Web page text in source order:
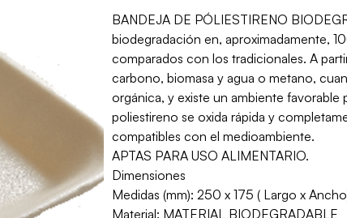
BANDEJA DE PÓLIESTIRENO
biodegradación en, aproximadamente,
comparados con los tradicionales. A
carbono, biomasa y agua o metano,
orgánica, y existe un ambiente
poliestireno se oxida rápida y
compatibles con el medioambiente.
APTAS PARA USO ALIMENTARIO.
Dimensiones
Medidas (mm): 250 x 175 ( Largo x
Material: MATERIAL BIODEGRADABLE